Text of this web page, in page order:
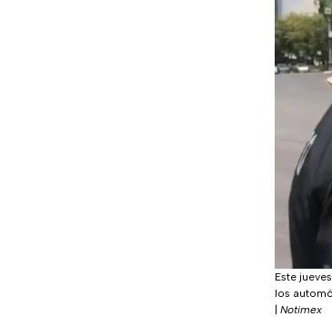
Este
los
| Notimex